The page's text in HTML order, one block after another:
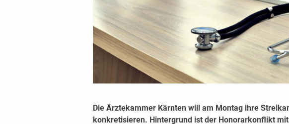
Die Ärztekammer Kärnten will am Montag ihre
konkretisieren. Hintergrund ist der Honorarkonflikt mit